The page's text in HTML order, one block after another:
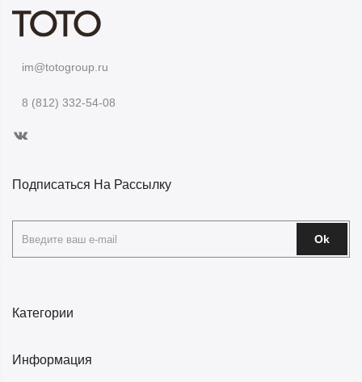
im@totogroup.ru
8 (812) 332-54-08
Категории
Информация
Подписаться На Рассылку
Ok